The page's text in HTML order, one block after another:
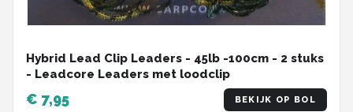
Hybrid Lead Clip Leaders - 45lb -100cm - 2 stuks
- Leadcore Leaders met loodclip
€ 7,95 BEKIJK OP BOL